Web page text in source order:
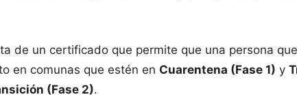
de un certificado que permite que una persona que
en comunas que estén en Cuarentena (Fase 1) y
(Fase 2).